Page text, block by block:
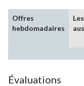
Offres
hebdomadaires
Évaluations